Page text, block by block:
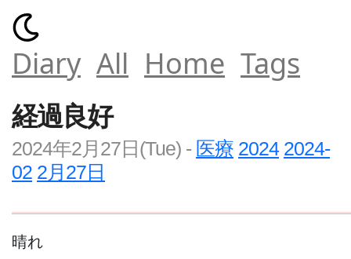
Diary All Home Tags
経過良好
2024年2月27日(Tue) - 医療 2024 2024-
02 2月27日
晴れ